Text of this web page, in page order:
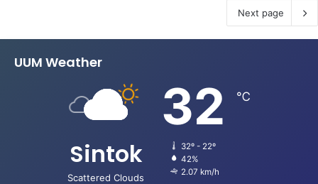
Next page
UUM Weather
Sintok
Scattered Clouds
32 ℃
32º - 22º
42%
2.07 km/h